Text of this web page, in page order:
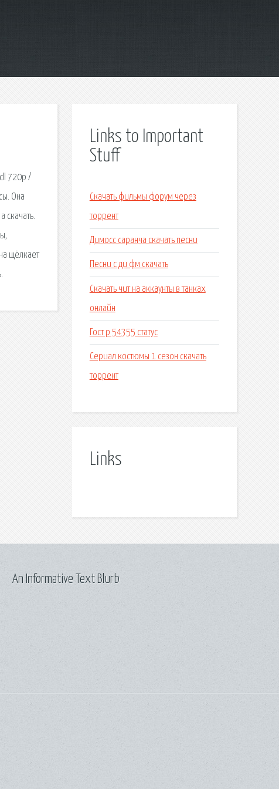
720p /
Она
скачать.
щёлкает
Links to Important
Stuff
Скачать фильмы форум через
торрент
Димосс саранча скачать песни
Песни с ди фм скачать
Скачать чит на аккаунты в танках
онлайн
Гост р 54355 статус
Сериал костюмы 1 сезон скачать
торрент
Links
An Informative Text Blurb